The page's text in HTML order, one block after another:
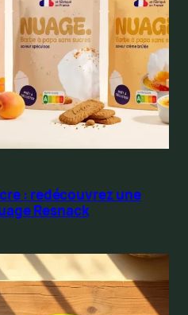
: redécouvrez une
Resnack